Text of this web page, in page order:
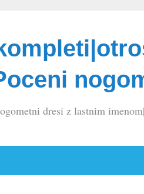
dresi z lastnim